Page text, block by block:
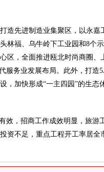
先进制造业集聚区，以永嘉
林福、乌牛岭下工业园和8个
区，全面推进瓯北时尚商圈
服务业发展布局。此外，打
，加快形成“一主四园”的生态
，招商工作成效明显，旅游
资不足，重点工程开工率居